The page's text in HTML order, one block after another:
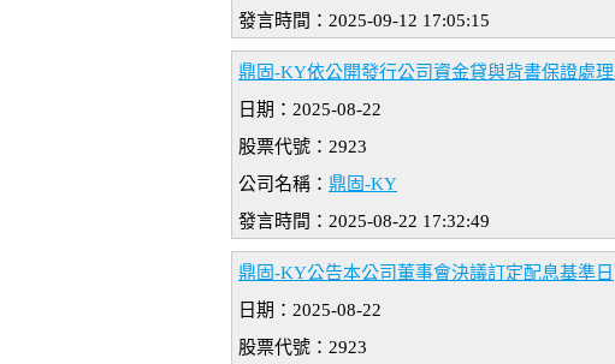
發言時間：2025-09-12 17:05:15
鼎固-KY依公開發行公司資金貸與背書保證處
日期：2025-08-22
股票代號：2923
公司名稱： 鼎固-KY
發言時間：2025-08-22 17:32:49
鼎固-KY公告本公司董事會決議訂定配息基準日
日期：2025-08-22
股票代號：2923